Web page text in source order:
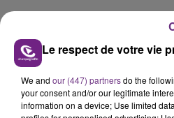
FIL D'ACTU
Le respect de votre vie
We and our (447) partnersdo the
your consent and/or our legitimate
information on a device; Use limited